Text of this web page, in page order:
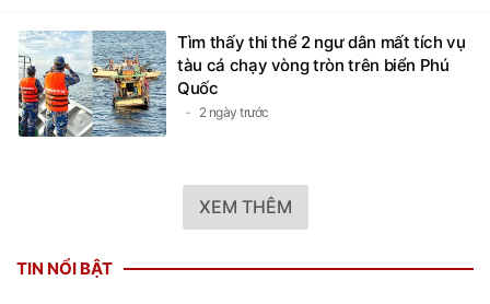
Tìm thấy thi thể 2 ngư dân mất tích vụ
tàu cá chạy vòng tròn trên biển Phú
Quốc
2 ngày trước
XEM THÊM
TIN NỔI BẬT